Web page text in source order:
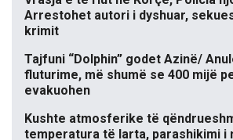
Arrestohet autori i dyshuar,
krimit
Tajfuni “Dolphin” godet Azinë/
fluturime, më shumë se 400 mijë
evakuohen
Kushte atmosferike të
temperatura të larta, parashikimi i